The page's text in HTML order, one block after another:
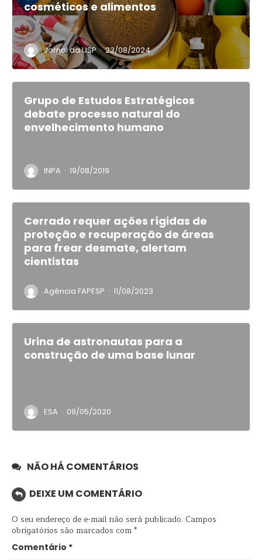
cosméticos e alimentos
Jornal da USP · 23/08/2024
Grupo de Estudos Estratégicos
debate processo natural do
envelhecimento humano
INPA · 19/08/2019
Cerrado requer ações rígidas de
proteção e recuperação de áreas
para frear desmate, alertam
cientistas
Agência FAPESP · 11/08/2023
Urina de astronautas para a
construção de uma base lunar
ESA · 09/05/2020
NÃO HÁ COMENTÁRIOS
DEIXE UM COMENTÁRIO
O seu endereço de e-mail não será publicado. Campos
obrigatórios são marcados com*
Comentário *